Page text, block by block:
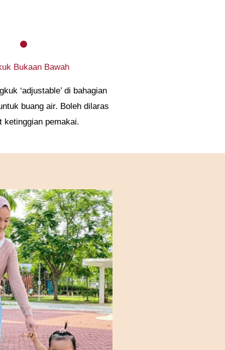
Bukaan Bawah
‘adjustable’ di bahagian
buang air. Boleh dilaras
ketinggian pemakai.